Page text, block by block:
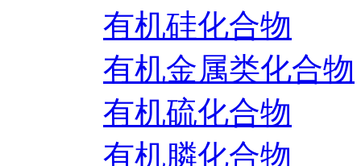
有机硅化合物
有机金属类化合物
有机硫化合物
有机膦化合物